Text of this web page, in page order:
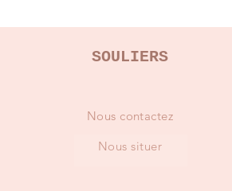
SOULIERS
Nous contactez
Nous situer